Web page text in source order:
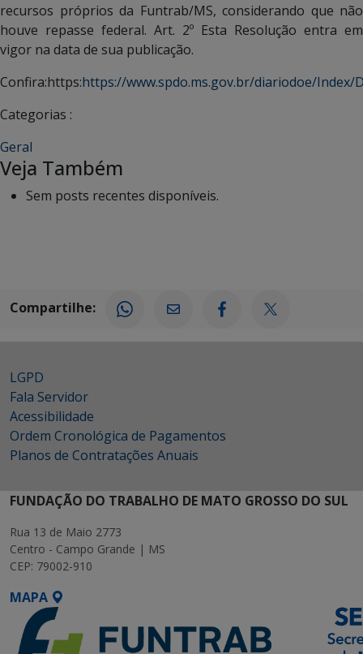
recursos próprios da Funtrab/MS, considerando que não
houve repasse federal. Art. 2º Esta Resolução entra em
vigor na data de sua publicação.
Confira:https:https://www.spdo.ms.gov.br/diariodoe/Index/
Categorias :
Geral
Veja Também
Sem posts recentes disponíveis.
Compartilhe:
LGPD
Fala Servidor
Acessibilidade
Ordem Cronológica de Pagamentos
Planos de Contratações Anuais
FUNDAÇÃO DO TRABALHO DE MATO GROSSO DO SUL
Rua 13 de Maio 2773
Centro - Campo Grande | MS
CEP: 79002-910
MAPA